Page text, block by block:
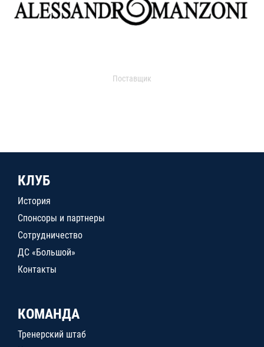
Поставщик
КЛУБ
История
Спонсоры и партнеры
Сотрудничество
ДС «Большой»
Контакты
КОМАНДА
Тренерский штаб